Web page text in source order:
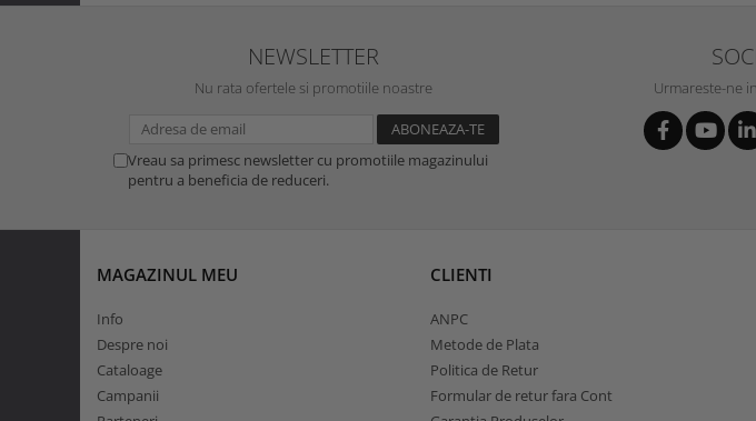
NEWSLETTER
Nu rata ofertele si promotiile noastre
Vreau sa primesc newsletter cu promotiile magazinului
pentru a beneficia de reduceri.
Urmareste-ne
MAGAZINUL MEU
Info
Despre noi
Cataloage
Campanii
CLIENTI
ANPC
Metode de Plata
Politica de Retur
Formular de retur fara Cont